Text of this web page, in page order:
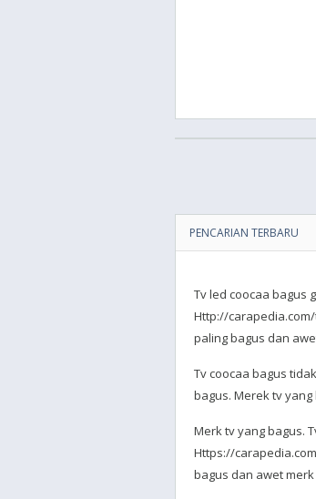
PENCARIAN TERBARU
Tv led coocaa bagus
Http://
paling bagus dan
Tv coocaa bagus
bagus. Merek tv
Merk tv yang bagus.
Https://
bagus dan awet merk